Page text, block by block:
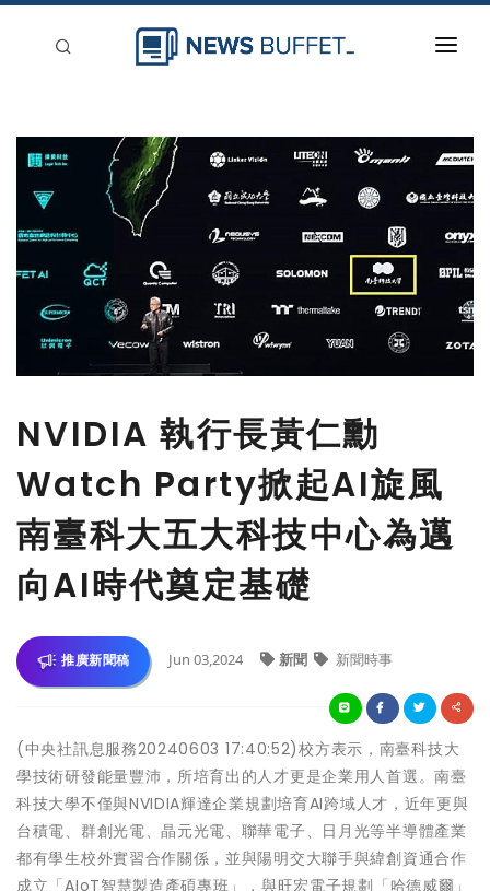
刊登
NVIDIA 執行長黃仁勳
Watch Party掀起AI旋風
南臺科大五大科技中心為邁
向AI時代奠定基礎
推廣新聞稿 Jun 03,2024 新聞 新聞時事
(中央社訊息服務20240603 17:40:52)校方表示，南臺科技大
學技術研發能量豐沛，所培育出的人才更是企業用人首選。南臺
科技大學不僅與NVIDIA輝達企業規劃培育AI跨域人才，近年更與
台積電、群創光電、晶元光電、聯華電子、日月光等半導體產業
都有學生校外實習合作關係，並與陽明交大聯手與緯創資通合作
成立「AIoT智慧製造產碩專班」，與旺宏電子規劃「哈德威爾」